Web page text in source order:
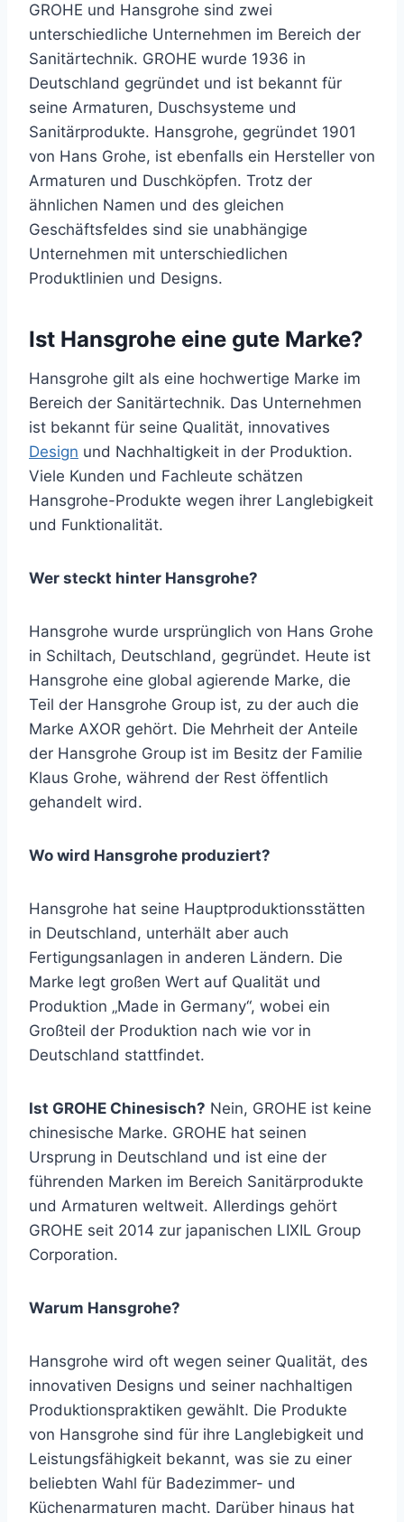
GROHE und Hansgrohe sind zwei
unterschiedliche Unternehmen im Bereich der
Sanitärtechnik. GROHE wurde 1936 in
Deutschland gegründet und ist bekannt für
seine Armaturen, Duschsysteme und
Sanitärprodukte. Hansgrohe, gegründet 1901
von Hans Grohe, ist ebenfalls ein Hersteller von
Armaturen und Duschköpfen. Trotz der
ähnlichen Namen und des gleichen
Geschäftsfeldes sind sie unabhängige
Unternehmen mit unterschiedlichen
Produktlinien und Designs.
Ist Hansgrohe eine gute Marke?
Hansgrohe gilt als eine hochwertige Marke im
Bereich der Sanitärtechnik. Das Unternehmen
ist bekannt für seine Qualität, innovatives
Design und Nachhaltigkeit in der Produktion.
Viele Kunden und Fachleute schätzen
Hansgrohe-Produkte wegen ihrer Langlebigkeit
und Funktionalität.
Wer steckt hinter Hansgrohe?
Hansgrohe wurde ursprünglich von Hans Grohe
in Schiltach, Deutschland, gegründet. Heute ist
Hansgrohe eine global agierende Marke, die
Teil der Hansgrohe Group ist, zu der auch die
Marke AXOR gehört. Die Mehrheit der Anteile
der Hansgrohe Group ist im Besitz der Familie
Klaus Grohe, während der Rest öffentlich
gehandelt wird.
Wo wird Hansgrohe produziert?
Hansgrohe hat seine Hauptproduktionsstätten
in Deutschland, unterhält aber auch
Fertigungsanlagen in anderen Ländern. Die
Marke legt großen Wert auf Qualität und
Produktion „Made in Germany“, wobei ein
Großteil der Produktion nach wie vor in
Deutschland stattfindet.
Ist GROHE Chinesisch? Nein, GROHE ist keine
chinesische Marke. GROHE hat seinen
Ursprung in Deutschland und ist eine der
führenden Marken im Bereich Sanitärprodukte
und Armaturen weltweit. Allerdings gehört
GROHE seit 2014 zur japanischen LIXIL Group
Corporation.
Warum Hansgrohe?
Hansgrohe wird oft wegen seiner Qualität, des
innovativen Designs und seiner nachhaltigen
Produktionspraktiken gewählt. Die Produkte
von Hansgrohe sind für ihre Langlebigkeit und
Leistungsfähigkeit bekannt, was sie zu einer
beliebten Wahl für Badezimmer- und
Küchenarmaturen macht. Darüber hinaus hat